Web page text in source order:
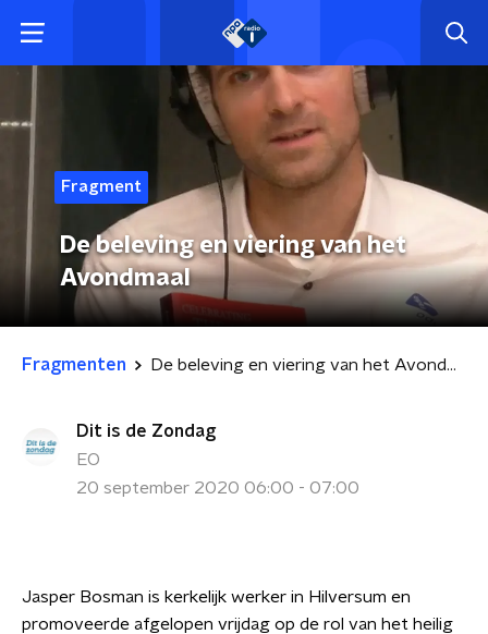
Fragment
De beleving en viering van het
Avondmaal
Fragmenten De beleving en viering van het Avondmaal
Dit is de Zondag
EO
20 september 2020 06:00 - 07:00
Jasper Bosman is kerkelijk werker in Hilversum en
promoveerde afgelopen vrijdag op de rol van het heilig